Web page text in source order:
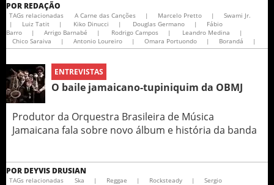
POR REDAÇÃO
TAGs relacionadas A Carne das Canções | Marcelo Pretto |
Swami Jr.
|
Luiz Tatit | Kiko Dinucci | Douglas Germano |
Fábio
Barro
| Arrigo Barnabé | Rodrigo Campos | Leandro Medina
|
Chico Saraiva
| Antonio Loureiro | Omara Portuondo | Borandá |
ENTREVISTAS
O baile jamaicano-tupiniquim da OBMJ
Produtor da Orquestra Brasileira de Música
Jamaicana fala sobre novo álbum e história da banda
POR DEYVIS DRUSIAN
TAGs relacionadas Ska | Reggae | Rocksteady |
Sergio